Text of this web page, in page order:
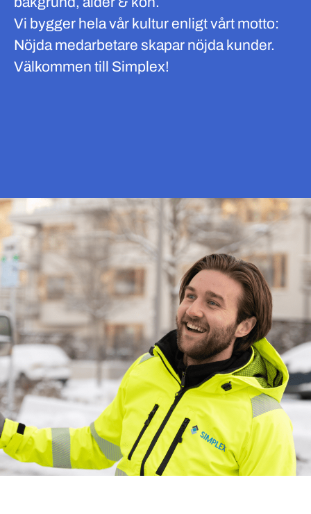
Vi bygger hela vår kultur enligt vårt motto:
Nöjda medarbetare skapar nöjda kunder.
Välkommen till Simplex!